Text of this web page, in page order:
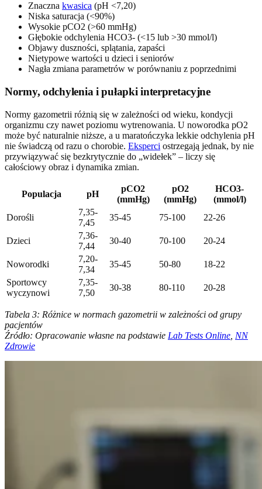
Znaczna kwasica (pH <7,20)
Niska saturacja (<90%)
Wysokie pCO2 (>60 mmHg)
Głębokie odchylenia HCO3- (<15 lub >30 mmol/l)
Objawy duszności, splątania, zapaści
Nietypowe wartości u dzieci i seniorów
Nagła zmiana parametrów w porównaniu z poprzednimi
Normy, odchylenia i pułapki interpretacyjne
Normy gazometrii różnią się w zależności od wieku, kondycji
organizmu czy nawet poziomu wytrenowania. U noworodka pO2
może być naturalnie niższe, a u maratończyka lekkie odchylenia pH
nie świadczą od razu o chorobie. Eksperci ostrzegają jednak, by nie
przywiązywać się bezkrytycznie do „widełek” – liczy się
całościowy obraz i dynamika zmian.
Populacja pH
pCO2
(mmHg)
pO2
(mmHg)
HCO3-
(mmol/l)
Dorośli
7,35-
7,45
35-45 75-100 22-26
Dzieci
7,36-
7,44
30-40 70-100 20-24
Noworodki
7,20-
7,34
35-45 50-80
18-22
Sportowcy
wyczynowi
7,35-
7,50
30-38 80-110 20-28
Tabela 3: Różnice w normach gazometrii w zależności od grupy
pacjentów
Źródło: Opracowanie własne na podstawie Lab Tests Online NN
Zdrowie